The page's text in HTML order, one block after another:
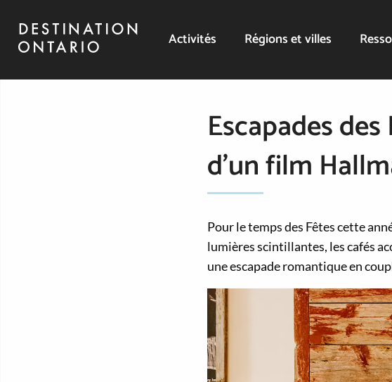
Activités Régions et villes
Escapades
d’un film
Pour le temps des Fêtes cette
lumières scintillantes, les cafés
une escapade romantique en